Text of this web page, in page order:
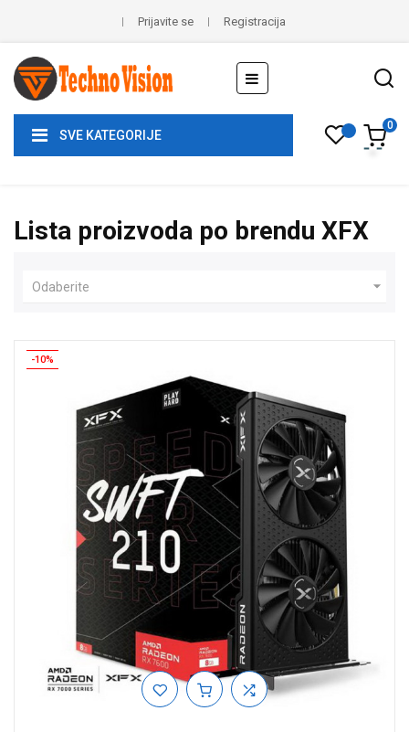
Prijavite se Registracija
Toggle
navigation
☰
SVE KATEGORIJE
0
Lista proizvoda po brendu XFX
Odaberite 
-10%